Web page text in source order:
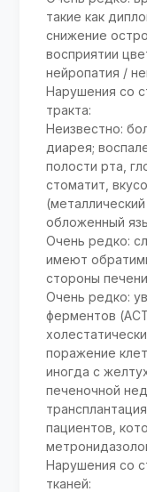
такие как
снижение
восприятии
нейропатия /
Нарушения со
тракта:
Неизвестно:
диарея;
полости рта,
стоматит,
обложенный
Очень редко:
имеют
стороны
Очень редко:
ферментов
поражение
иногда с
печеночной
пациентов,
Нарушения со
тканей: